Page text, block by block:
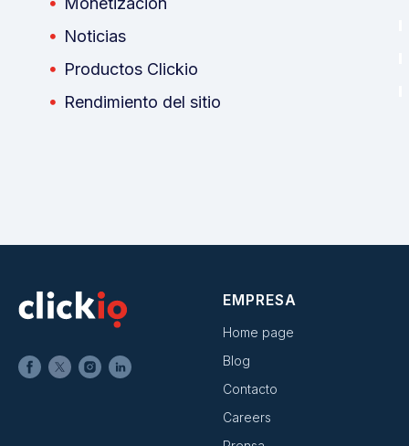
Noticias
Productos Clickio
Rendimiento del sitio
EMPRESA
Home page
Blog
Contacto
Careers